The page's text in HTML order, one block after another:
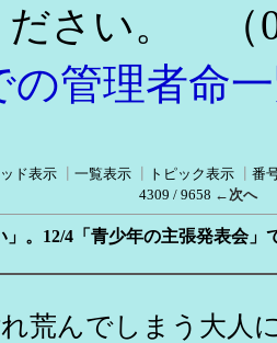
さい。
（
の管理者命
ド表示 一覧表示 トピック表示
番
4309 / 9658 ←次へ
。12/4「青少年の主張発表会」
荒んでしまう大人